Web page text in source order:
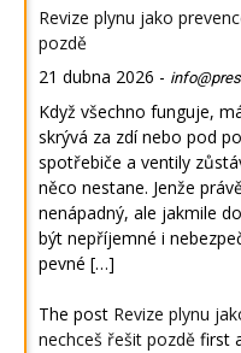
Revize plynu jako
pozdě
21 dubna 2026 -
Když všechno funguje,
skrývá za zdí nebo pod
spotřebiče a ventily
něco nestane. Jenže
nenápadný, ale jakmile
být nepříjemné i
pevné […]
The post Revize plynu
nechceš řešit pozdě first